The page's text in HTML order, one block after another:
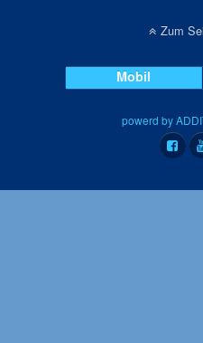
Zum
Mobil
powerd by